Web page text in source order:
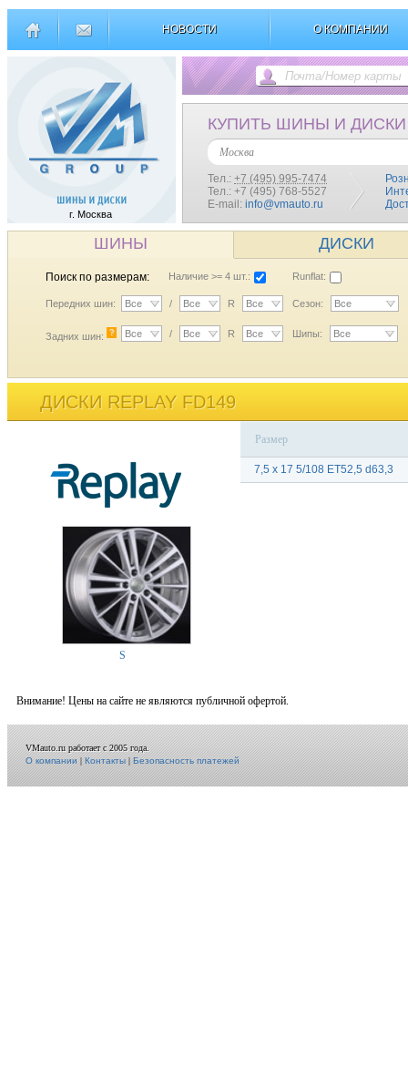
НОВОСТИ О КОМПАНИИ
г. Москва
КУПИТЬ ШИНЫ И ДИСКИ
Москва
Тел.: +7 (495) 995-7474
Тел.: +7 (495) 768-5527
E-mail: info@vmauto.ru
ШИНЫ ДИСКИ
Поиск по размерам: Наличие >= 4 шт.: Runflat:
Передних шин: Все / Все R Все Сезон: Все
Задних шин: ? Все / Все R Все Шипы: Все
ДИСКИ REPLAY FD149
S
Размер
7,5 x 17 5/108 ET52,5 d63,3
Внимание! Цены на сайте не являются публичной офертой.
VMauto.ru работает с 2005 года.
О компании|Контакты|Безопасность платежей